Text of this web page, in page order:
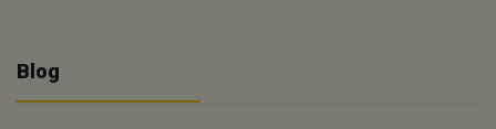
Blog